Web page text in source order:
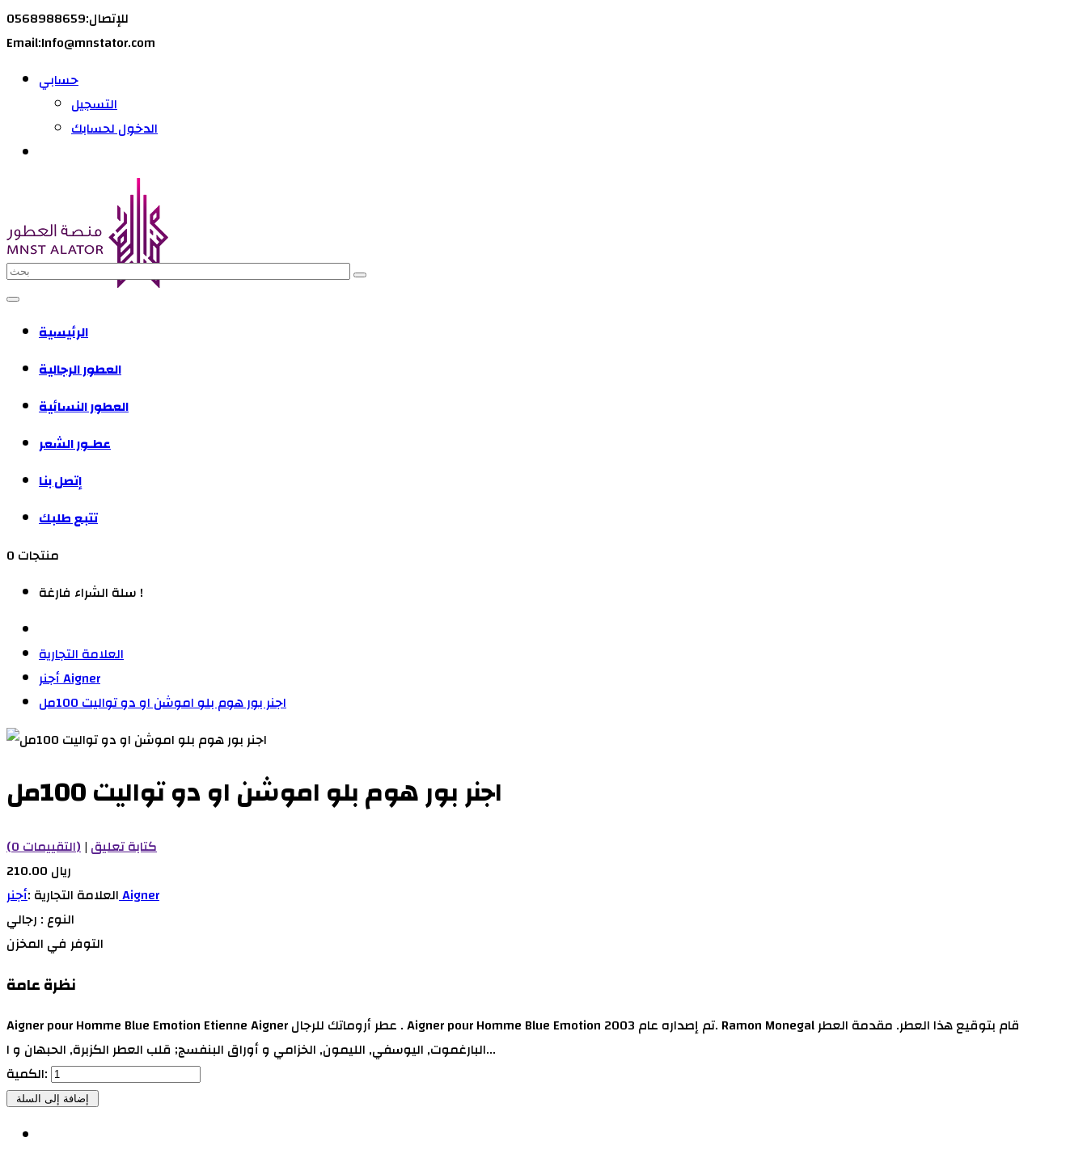
للإتصال:0568988659
Email:Info@mnstator.com
حسابي
التسجيل
الدخول لحسابك
الرئيسية
العطور الرجالية
العطور النسائية
عطـور الشعر
إتصل بنا
تتبع طلبك
0 منتجات
سلة الشراء فارغة !
العلامة التجارية
أجنر Aigner
اجنر بور هوم بلو اموشن او دو تواليت 100مل
اجنر بور هوم بلو اموشن او دو تواليت 100مل
(0 التقييمات)| كتابة تعليق
210.00 ريال
العلامة التجارية :أجنر Aigner
النوع : رجالي
التوفر في المخزن
نظرة عامة
Aigner pour Homme Blue Emotion Etienne Aigner عطر أروماتك للرجال . Aigner pour Homme Blue Emotion تم إصداره عام 2003. Ramon Monegal قام بتوقيع هذا العطر. مقدمة العطر
البارغموت, اليوسفي, الليمون, الخزامي و أوراق البنفسج; قلب العطر الكزبرة, الحبهان و ا...
الكمية: